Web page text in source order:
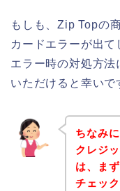
もしも、Zip Topの
カードエラーが出
エラー時の対処方法
いただけると幸いで
ちなみ
クレジ
は、ま
チェッ